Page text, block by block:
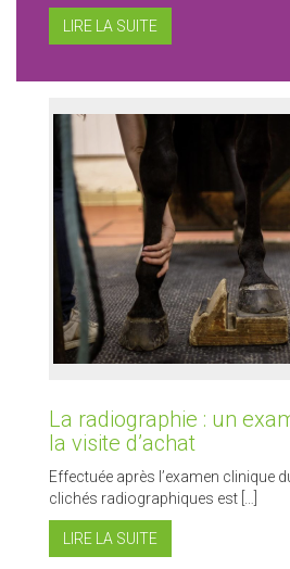
LIRE LA SUITE
La radiographie : un
la visite d’achat
Effectuée après l’examen clinique
clichés radiographiques est […]
LIRE LA SUITE